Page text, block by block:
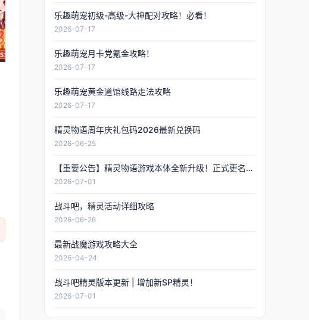
乐趣萌宠初级-高级-大神配对攻略！必看！
2026-07-17
乐趣萌宠月卡党氪金攻略！
2026-07-17
乐趣萌宠黄金道馆线路走法攻略
2026-07-17
精灵物语周年庆礼包码2026最新兑换码
2026-06-25
【重要公告】精灵物语游戏本体全新升级！正式更名《精灵联萌》，数据全程保留！
2026-07-01
战斗吧，精灵活动详细攻略
2026-06-26
最新战魔游戏攻略大全
2026-04-24
战斗吧精灵版本更新 | 增加新SP精灵！
2026-07-01